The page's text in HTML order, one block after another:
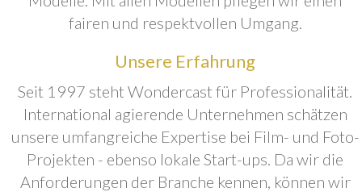
fairen und respektvollen Umgang.
Unsere Erfahrung
Seit 1997 steht Wondercast für Professionalität.
International agierende Unternehmen schätzen
unsere umfangreiche Expertise bei Film- und Foto-
Projekten - ebenso lokale Start-ups. Da wir die
Anforderungen der Branche kennen, können wir